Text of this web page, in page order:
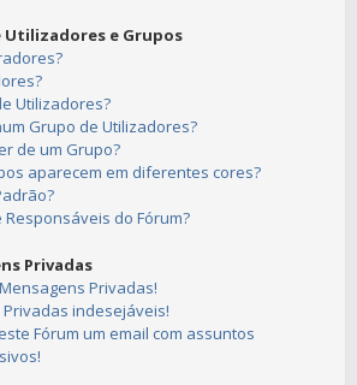
Utilizadores e Grupos
Utilizadores?
Grupo de Utilizadores?
de um Grupo?
aparecem em diferentes cores?
Responsáveis do Fórum?
Privadas
Privadas!
indesejáveis!
Fórum um email com assuntos